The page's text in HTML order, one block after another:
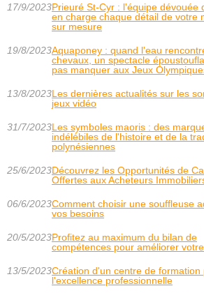
17/9/2023Prieuré St-Cyr : l'équipe dévouée
en charge chaque détail de votre
sur mesure
19/8/2023Aquaponey : quand l'eau
chevaux, un spectacle
pas manquer aux Jeux
13/8/2023Les dernières actualités sur les
jeux vidéo
31/7/2023Les symboles maoris : des
indélébiles de l'histoire et de la
polynésiennes
25/6/2023Découvrez les Opportunités de
Offertes aux Acheteurs
06/6/2023Comment choisir une souffleuse
vos besoins
20/5/2023Profitez au maximum du bilan de
compétences pour améliorer
13/5/2023Création d'un centre de formation
l'excellence professionnelle